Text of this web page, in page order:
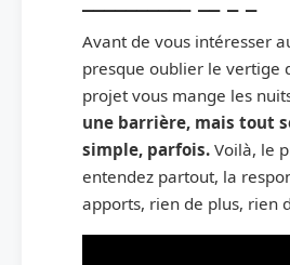
Avant de vous intéresser
presque oublier le vertige
projet vous mange les
une barrière, mais tout
simple, parfois. Voilà, le
entendez partout, la
apports, rien de plus, rien